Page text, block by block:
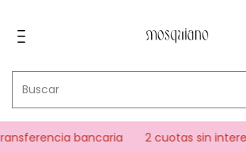
bancaria 2 cuotas sin interes